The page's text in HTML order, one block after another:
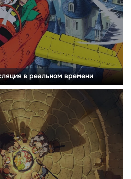
в реальном времени